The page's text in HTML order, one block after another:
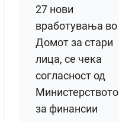
27 нови
вработувања во
Домот за стари
лица, се чека
согласност од
Министерството
за финансии